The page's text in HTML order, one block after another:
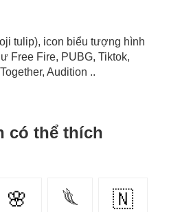
tulip), icon biểu tượng hình
Free Fire, PUBG, Tiktok,
Audition ..
có thể thích
🌸 𓆰 🇳‌